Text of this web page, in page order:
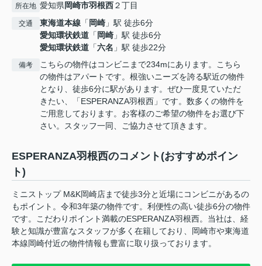
所在地 愛知県岡崎市羽根西２丁目
交通 東海道本線 「 岡崎 」駅 徒歩6分
愛知環状鉄道 「 岡崎 」駅 徒歩6分
愛知環状鉄道 「六名 」駅 徒歩22分
備考
こちらの物件はコンビニまで234mにあります。こちら
の物件はアパートです。根強いニーズを誇る駅近の物件
となり、徒歩6分に駅があります。ぜひ一度見ていただ
きたい、「ESPERANZA羽根西」です。数多くの物件を
ご用意しております。お客様のご希望の物件をお選び下
さい。スタッフ一同、ご協力させて頂きます。
ESPERANZA羽根西のコメント(おすすめポイン
ト)
ミニストップ M&K岡崎店まで徒歩3分と近場にコンビニがあるの
もポイント。令和3年築の物件です。利便性の高い徒歩6分の物件
です。こだわりポイント満載のESPERANZA羽根西。当社は、経
験と知識が豊富なスタッフが多く在籍しており、岡崎市や東海道
本線岡崎付近の物件情報も豊富に取り扱っております。